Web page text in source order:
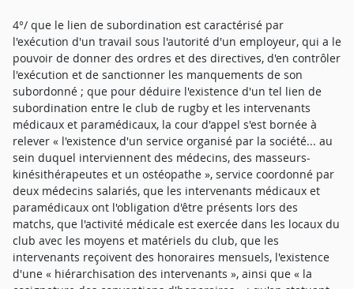
4°/ que le lien de subordination est caractérisé par
l'exécution d'un travail sous l'autorité d'un employeur, qui a le
pouvoir de donner des ordres et des directives, d'en contrôler
l'exécution et de sanctionner les manquements de son
subordonné ; que pour déduire l'existence d'un tel lien de
subordination entre le club de rugby et les intervenants
médicaux et paramédicaux, la cour d'appel s'est bornée à
relever « l'existence d'un service organisé par la société... au
sein duquel interviennent des médecins, des masseurs-
kinésithérapeutes et un ostéopathe », service coordonné par
deux médecins salariés, que les intervenants médicaux et
paramédicaux ont l'obligation d'être présents lors des
matchs, que l'activité médicale est exercée dans les locaux du
club avec les moyens et matériels du club, que les
intervenants reçoivent des honoraires mensuels, l'existence
d'une « hiérarchisation des intervenants », ainsi que « la